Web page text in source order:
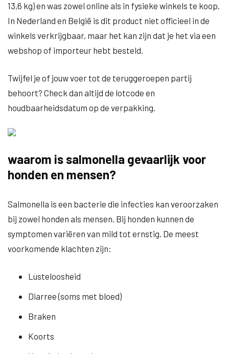
13,6 kg) en was zowel online als in fysieke winkels te koop.
In Nederland en België is dit product niet officieel in de
winkels verkrijgbaar, maar het kan zijn dat je het via een
webshop of importeur hebt besteld.
Twijfel je of jouw voer tot de teruggeroepen partij
behoort? Check dan altijd de lotcode en
houdbaarheidsdatum op de verpakking.
waarom is salmonella gevaarlijk voor
honden en mensen?
Salmonella is een bacterie die infecties kan veroorzaken
bij zowel honden als mensen. Bij honden kunnen de
symptomen variëren van mild tot ernstig. De meest
voorkomende klachten zijn:
Lusteloosheid
Diarree (soms met bloed)
Braken
Koorts